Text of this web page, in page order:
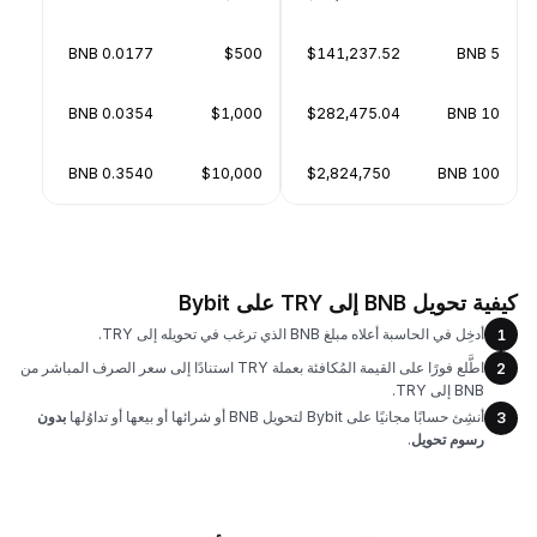
5 BNB
$141,237.52
10 BNB
$282,475.04
100 BNB
$2,824,750
$500
0.0177 BNB
$1,000
0.0354 BNB
$10,000
0.3540 BNB
كيفية تحويل BNB إلى TRY على Bybit
1
أدخِل في الحاسبة أعلاه مبلغ BNB الذي ترغب في تحويله إلى TRY.
2
اطَّلع فورًا على القيمة المُكافئة بعملة TRY استنادًا إلى سعر الصرف المباشر من
BNB إلى TRY.
3
أنشِئ حسابًا مجانيًا على Bybit لتحويل BNB أو شرائها أو بيعها أو تداوُلها
بدون
رسوم تحويل.